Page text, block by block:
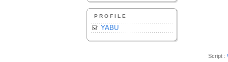
PROFILE
YABU
Script :